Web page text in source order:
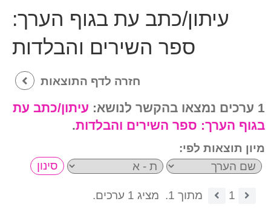
עיתון/כתב עת בגוף הערך:
ספר השירים והבלדות
חזרה לדף התוצאות
1 ערכים נמצאו בהקשר לנושא:
עיתון/כתב עת
בגוף הערך: ספר השירים והבלדות.
מיון תוצאות לפי:
1 מתוך 1.
מציג 1 ערכים.